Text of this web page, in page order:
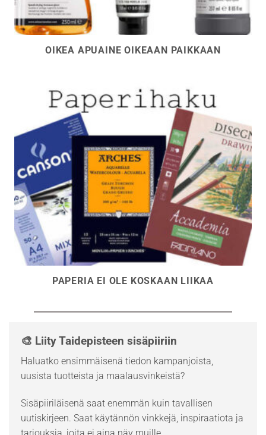
OIKEA APUAINE OIKEAAN PAIKKAAN
PAPERIA EI OLE KOSKAAN LIIKAA
🎨 Liity Taidepisteen sisäpiiriin
Haluatko ensimmäisenä tiedon kampanjoista,
uusista tuotteista ja maalausvinkeistä?
Sisäpiiriläisenä saat enemmän kuin tavallisen
uutiskirjeen. Saat käytännön vinkkejä, inspiraatiota ja